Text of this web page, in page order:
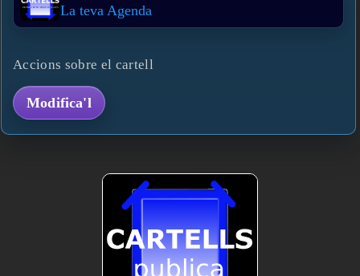
La teva Agenda
Accions sobre el cartell
Modifica'l